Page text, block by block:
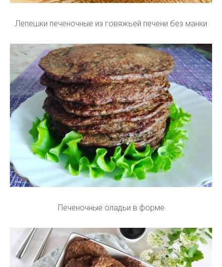
Лепешки печеночные из говяжьей печени без манки
Печеночные оладьи в форме